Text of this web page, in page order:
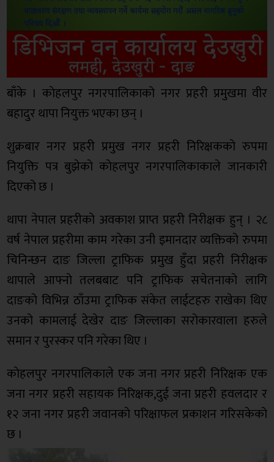
बाँके । काेहलपुर नगरपालिकाको नगर प्रहरी प्रमुखमा वीर
बहादुर थापा नियुक्त भएका छन् ।
शुक्रबार नगर प्रहरी प्रमुख नगर प्रहरी निरिक्षककाे रुपमा
नियुक्ति पत्र बुझेकाे काेहलपुर नगरपालिकाकाले जानकारी
दिएको छ ।
थापा नेपाल प्रहरीको अवकाश प्राप्त प्रहरी निरीक्षक हुन् । २८
वर्ष नेपाल प्रहरीमा काम गरेका उनी इमानदार व्यक्तिको रुपमा
चिनिन्छन दाङ जिल्ला ट्राफिक प्रमुख हुँदा प्रहरी निरीक्षक
थापाले आफ्नो तलबबाट पनि ट्राफिक सचेतनाको लागि
दाङको विभिन्न ठाँउमा ट्राफिक संकेत लाईटहरु राखेका थिए
उनको कामलाई देखेर दाङ जिल्लाका सरोकारवाला हरुले
समान र पुरस्कर पनि गरेका थिए ।
काेहलपुर नगरपालिकाले एक जना नगर प्रहरी निरिक्षक एक
जना नगर प्रहरी सहायक निरिक्षक,दुई जना प्रहरी हवलदार र
१२ जना नगर प्रहरी जवानकाे परिक्षाफल प्रकाशन गरिसकेको
छ ।